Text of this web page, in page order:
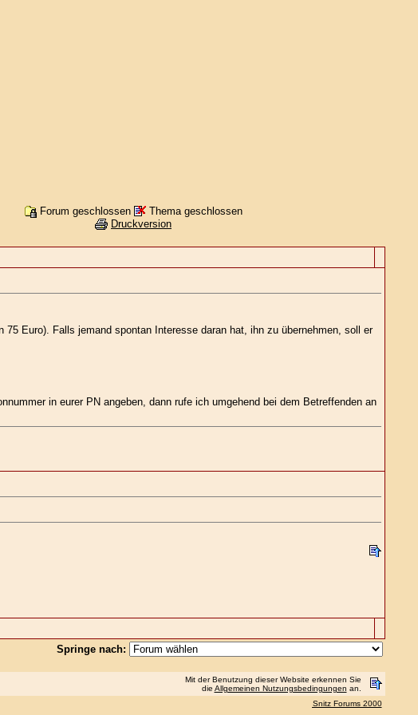
Forum geschlossen
Thema geschlossen
Druckversion
Euro). Falls jemand spontan Interesse daran hat, ihn zu übernehmen, soll er
in eurer PN angeben, dann rufe ich umgehend bei dem Betreffenden an
Springe nach:
Mit der Benutzung dieser Website erkennen Sie
die Allgemeinen Nutzungsbedingungen an.
Snitz Forums 2000